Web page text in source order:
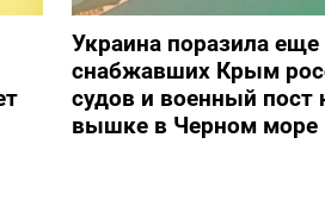
Украина поразила еще
снабжавших Крым
судов и военный пост
вышке в Черном море